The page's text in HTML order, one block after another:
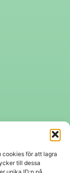
cookies för att lagra
till dessa